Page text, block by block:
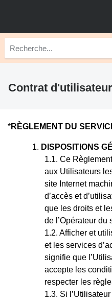
Contrat
*RÈGLEMENT DU
DISPOSITIONS
Ce
aux Utilisateurs
site Internet
d’accès et
que les droits et
de l’Opérateur du
Afficher et
et les services
signifie que
accepte les
respecter les
Si